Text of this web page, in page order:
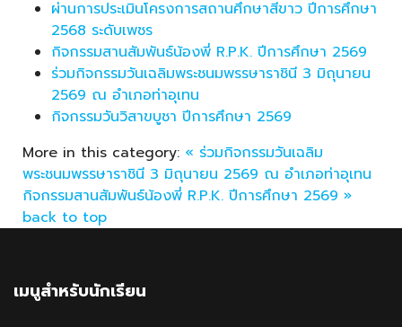
ผ่านการประเมินโครงการสถานศึกษาสีขาว ปีการศึกษา
2568 ระดับเพชร
กิจกรรมสานสัมพันธ์น้องพี่ R.P.K. ปีการศึกษา 2569
ร่วมกิจกรรมวันเฉลิมพระชนมพรรษาราชินี 3 มิถุนายน
2569 ณ อำเภอท่าอุเทน
กิจกรรมวันวิสาขบูชา ปีการศึกษา 2569
More in this category: « ร่วมกิจกรรมวันเฉลิม
พระชนมพรรษาราชินี 3 มิถุนายน 2569 ณ อำเภอท่าอุเทน
กิจกรรมสานสัมพันธ์น้องพี่ R.P.K. ปีการศึกษา 2569 »
back to top
เมนูสำหรับนักเรียน